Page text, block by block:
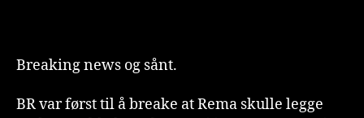
Breaking news og sånt.
BR var først til å breake at Rema skulle legge